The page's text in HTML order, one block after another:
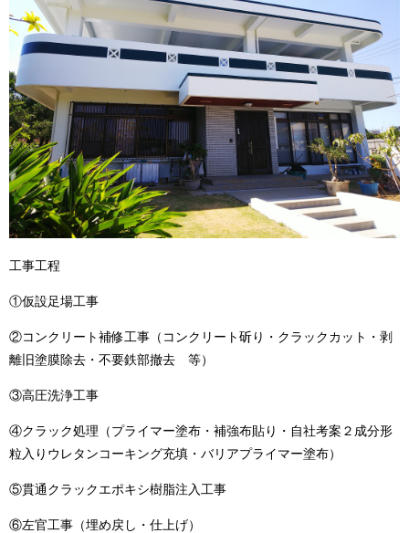
工事工程
①仮設足場工事
②コンクリート補修工事（コンクリート斫り・クラックカット・剥
離旧塗膜除去・不要鉄部撤去 等）
③高圧洗浄工事
④クラック処理（プライマー塗布・補強布貼り・自社考案２成分形
粒入りウレタンコーキング充填・バリアプライマー塗布）
⑤貫通クラックエポキシ樹脂注入工事
⑥左官工事（埋め戻し・仕上げ）